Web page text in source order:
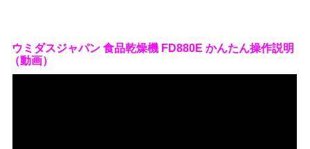
ウミダスジャパン 食品乾燥機 FD880E かんたん操作説明
（動画）